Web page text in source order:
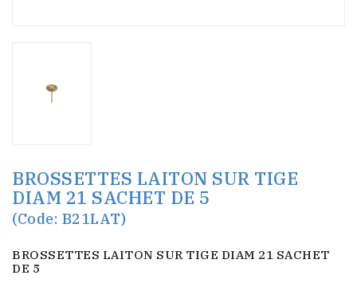
BROSSETTES LAITON SUR TIGE
DIAM 21 SACHET DE 5
(Code: B21LAT)
BROSSETTES LAITON SUR TIGE DIAM 21 SACHET
DE 5